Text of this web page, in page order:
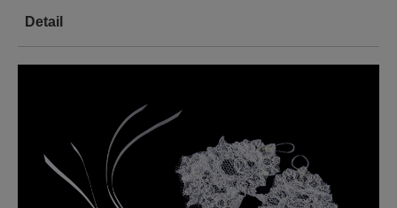
Detail